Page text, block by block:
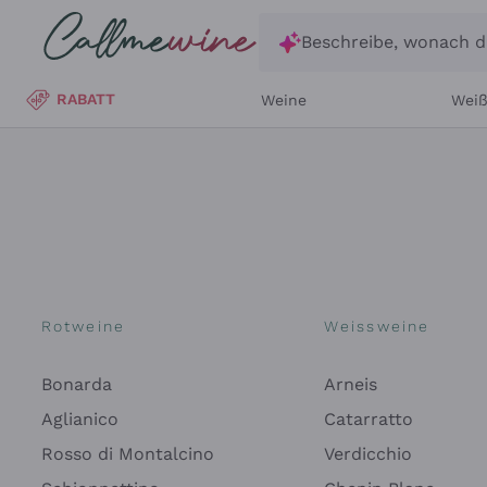
Zum Hauptinhalt springen
Beschreibe, wonach
RABATT Weine
Rotweine
Bonarda
Aglianico
Rosso di Montalcino
Weissweine
Arneis
Catarratto
Verdicchio